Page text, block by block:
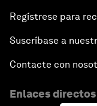
Regístrese para
Suscríbase a
Contacte con
Enlaces directos